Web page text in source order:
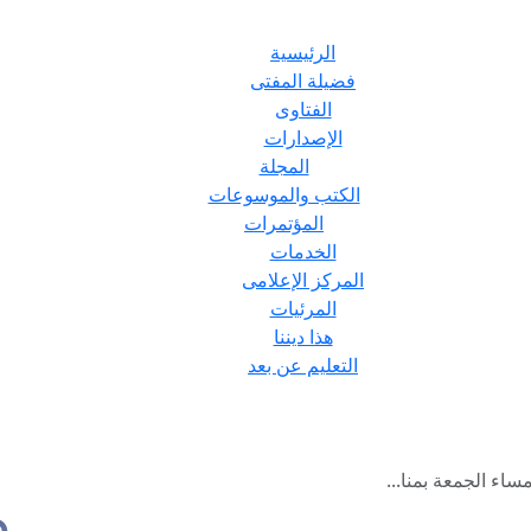
الرئيسية
فضيلة المفتى
الفتاوى
الإصدارات
المجلة
الكتب والموسوعات
المؤتمرات
الخدمات
المركز الإعلامى
المرئيات
هذا ديننا
التعليم عن بعد
الجمعة بمنا...